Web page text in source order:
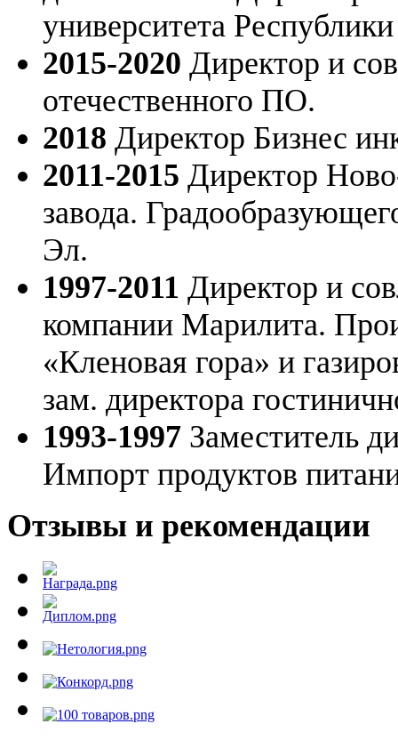
университета
2015-2020 Директор и
отечественного ПО.
2018 Директор Бизнес
2011-2015 Директор
завода.
Эл.
1997-2011 Директор и
компании Марилита.
«Кленовая гора» и
зам. директора
1993-1997 Заместитель
Импорт продуктов
Отзывы и рекомендации